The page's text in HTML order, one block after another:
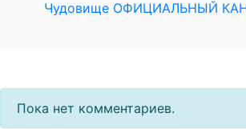
Чудовище ОФИЦИАЛЬНЫЙ
Пока нет комментариев.